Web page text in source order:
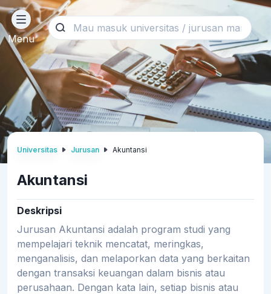
Menu
Universitas Jurusan Akuntansi
Akuntansi
Deskripsi
Jurusan Akuntansi adalah program studi yang
mempelajari teknik mencatat, meringkas,
menganalisis, dan melaporkan data yang berkaitan
dengan transaksi keuangan dalam bisnis atau
perusahaan. Dengan kata lain, setiap bisnis atau